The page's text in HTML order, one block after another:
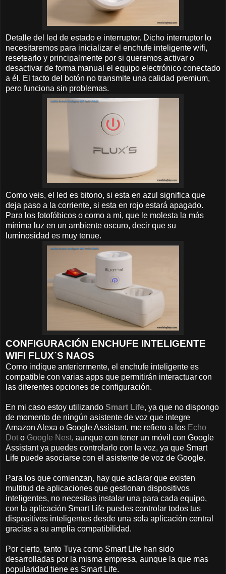
Detalle del led de estado e interruptor. Dicho interruptor lo
necesitaremos para inicializar el enchufe inteligente wifi,
resetearlo y principalmente por si queremos activar o
desactivar de forma manual el equipo electrónico conectado
a él. El tacto del botón no transmite una calidad premium,
pero funciona sin problemas.
Como veis, el led es bitono, si esta en azul significa que
deja paso a la corriente, si esta en rojo estará apagado.
Para los fotofóbicos o como a mi, que le molesta la más
mínima luz en un ambiente oscuro, decir que su
luminosidad es muy tenue.
CONFIGURACIÓN ENCHUFE INTELIGENTE
WIFI FLUX´S NAOS
Como indique anteriormente, el enchufe inteligente es
compatible con varias apps que permitirán interactuar con
las diferentes opciones de configuración.
En mi caso estoy utilizando Smart Life, ya que no dispongo
de momento de ningún asistente de voz que integre
Amazon Alexa o Google Assistant, me refiero a los Echo
Dot o Google Nest, aunque con tener un móvil con Google
Assistant ya puedes controlarlo con la voz, ya que Smart
Life puede asociarse con el asistente de voz de Google.
Para los que comienzan, hay que aclarar que existen
multitud de aplicaciones que gestionan dispositivos
inteligentes, no necesitas instalar una para cada equipo,
con la aplicación Smart Life puedes controlar todos tus
dispositivos inteligentes desde una sola aplicación central
gracias a su amplia compatibilidad.
Por cierto, tanto Tuya como Smart Life han sido
desarrolladas por la misma empresa, aunque la que mas
popularidad tiene es Smart Life.